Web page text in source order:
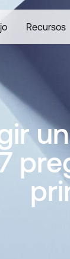
Recursos